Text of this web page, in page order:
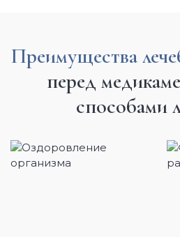
Преимущества
перед
способами